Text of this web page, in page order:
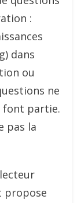
:
dans
ou
ne
font partie.
pas la
propose